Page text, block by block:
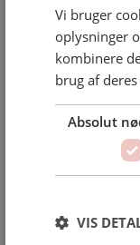
Vi bruger
oplysninger
kombinere
brug af
Absolut
VIS